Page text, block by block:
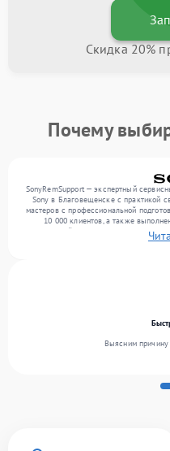
Скидка 20%
Почему
SonyRemSupport — экспертный
Sony в Благовещенске с практикой
мастеров с профессиональной
10 000 клиентов, а также
сервисный центр поступает от 300
любой сложности и
Выясним причину